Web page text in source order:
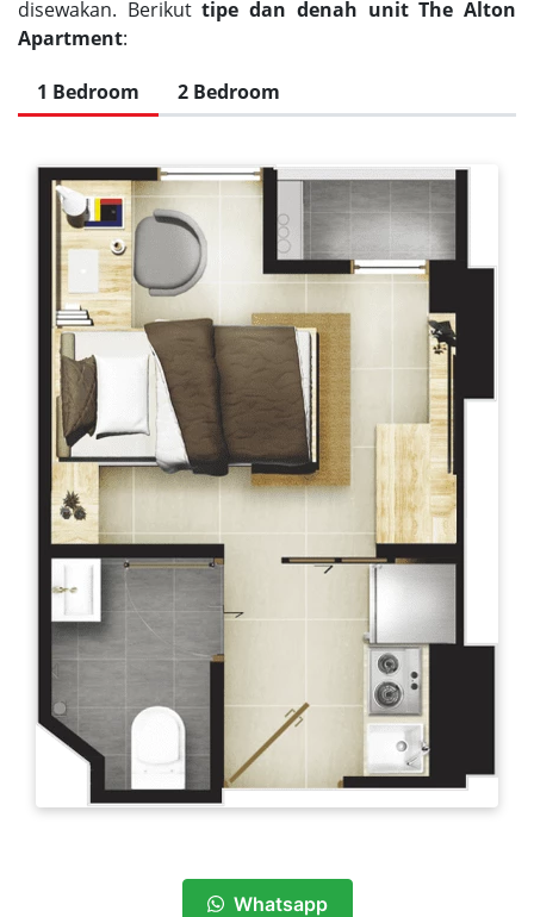
disewakan. Berikuttipe dan denah unit The Alton
Apartment:
1 Bedroom 2 Bedroom
Whatsapp